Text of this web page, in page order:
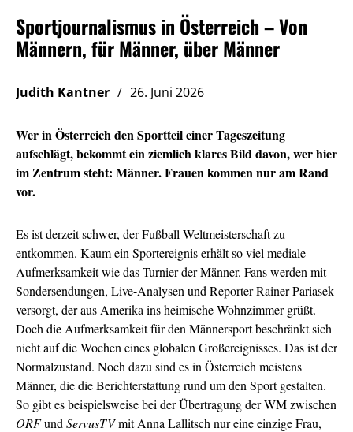
Sportjournalismus in Österreich – Von
Männern, für Männer, über Männer
Judith Kantner 26. Juni 2026
Wer in Österreich den Sportteil einer Tageszeitung
aufschlägt, bekommt ein ziemlich klares Bild davon, wer hier
im Zentrum steht: Männer. Frauen kommen nur am Rand
vor.
Es ist derzeit schwer, der Fußball-Weltmeisterschaft zu
entkommen. Kaum ein Sportereignis erhält so viel mediale
Aufmerksamkeit wie das Turnier der Männer. Fans werden mit
Sondersendungen, Live-Analysen und Reporter Rainer Pariasek
versorgt, der aus Amerika ins heimische Wohnzimmer grüßt.
Doch die Aufmerksamkeit für den Männersport beschränkt sich
nicht auf die Wochen eines globalen Großereignisses. Das ist der
Normalzustand. Noch dazu sind es in Österreich meistens
Männer, die die Berichterstattung rund um den Sport gestalten.
So gibt es beispielsweise bei der Übertragung der WM zwischen
ORFund ServusTVmit Anna Lallitsch nur eine einzige Frau,